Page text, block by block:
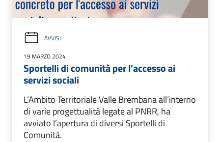
AVVISI
19 MARZO 2024
Sportelli di comunità per l'accesso ai
servizi sociali
L’Ambito Territoriale Valle Brembana all’interno
di varie progettualità legate al PNRR, ha
avviato l’apertura di diversi Sportelli di
Comunità.